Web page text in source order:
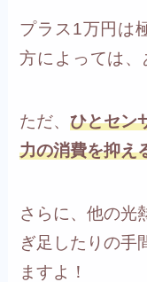
プラス1万円は
方によっては、
ただ、ひとセン
力の消費を抑え
さらに、他の光
ぎ足したりの手
ますよ！